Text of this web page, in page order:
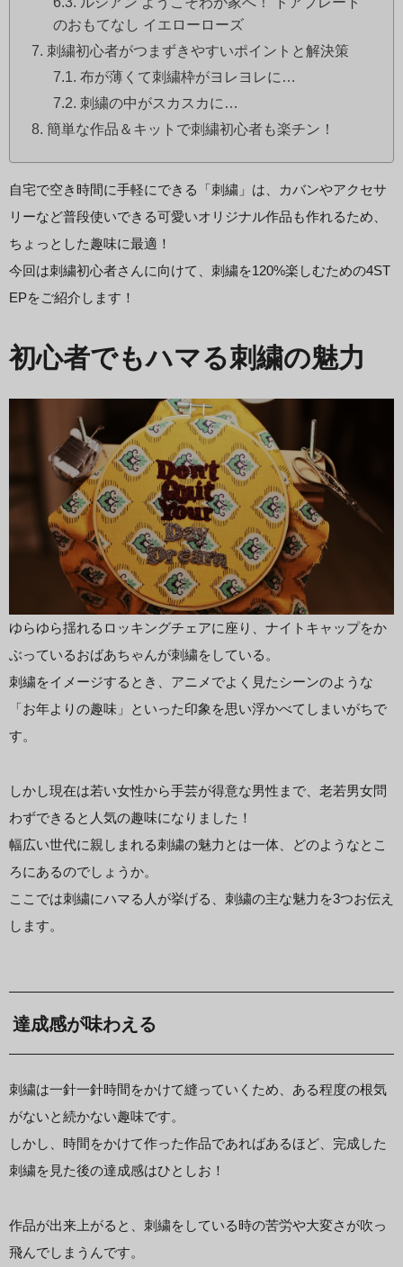
のおもてなし イエローローズ
刺繍初心者がつまずきやすいポイントと解決策
布が薄くて刺繍枠がヨレヨレに…
刺繍の中がスカスカに…
簡単な作品＆キットで刺繍初心者も楽チン！
自宅で空き時間に手軽にできる「刺繍」は、カバンやアクセサ
リーなど普段使いできる可愛いオリジナル作品も作れるため、
ちょっとした趣味に最適！
今回は刺繍初心者さんに向けて、刺繍を120%楽しむための4ST
EPをご紹介します！
初心者でもハマる刺繍の魅力
ゆらゆら揺れるロッキングチェアに座り、ナイトキャップをか
ぶっているおばあちゃんが刺繍をしている。
刺繍をイメージするとき、アニメでよく見たシーンのような
「お年よりの趣味」といった印象を思い浮かべてしまいがちで
す。
しかし現在は若い女性から手芸が得意な男性まで、老若男女問
わずできると人気の趣味になりました！
幅広い世代に親しまれる刺繍の魅力とは一体、どのようなとこ
ろにあるのでしょうか。
ここでは刺繍にハマる人が挙げる、刺繍の主な魅力を3つお伝え
します。
達成感が味わえる
刺繍は一針一針時間をかけて縫っていくため、ある程度の根気
がないと続かない趣味です。
しかし、時間をかけて作った作品であればあるほど、完成した
刺繍を見た後の達成感はひとしお！
作品が出来上がると、刺繍をしている時の苦労や大変さが吹っ
飛んでしまうんです。